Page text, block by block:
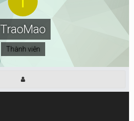
TraoMao
Thành viên